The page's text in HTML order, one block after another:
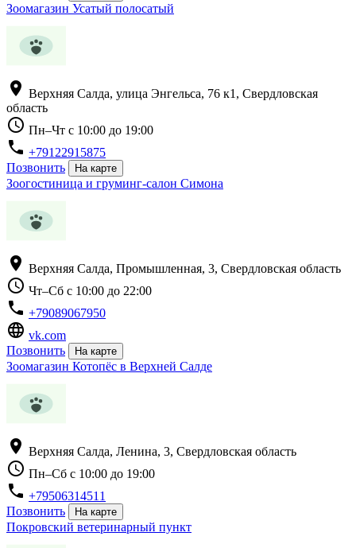
Зоомагазин Усатый полосатый
location_on Верхняя Салда, улица Энгельса, 76 к1, Свердловская
область
schedule Пн–Чт с 10:00 до 19:00
phone +79122915875
Позвонить
На карте
Зоогостиница и груминг-салон Симона
location_on Верхняя Салда, Промышленная, 3, Свердловская область
schedule Чт–Сб с 10:00 до 22:00
phone +79089067950
language vk.com
Позвонить
На карте
Зоомагазин Котопёс в Верхней Салде
location_on Верхняя Салда, Ленина, 3, Свердловская область
schedule Пн–Сб с 10:00 до 19:00
phone +79506314511
Позвонить
На карте
Покровский ветеринарный пункт